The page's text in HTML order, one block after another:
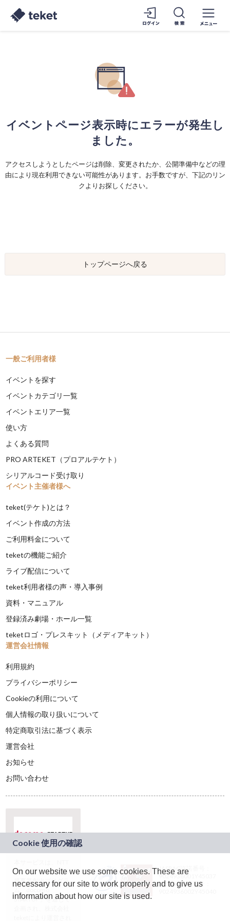
イベントページ表示時にエラーが発生し
ました。
アクセスしようとしたページは削除、変更されたか、公開準備中などの理
由により現在利用できない可能性があります。お手数ですが、下記のリン
クよりお探しください。
トップページへ戻る
一般ご利用者様
イベントを探す
イベントカテゴリ一覧
イベントエリア一覧
使い方
よくある質問
PRO ARTEKET（プロアルテケト）
シリアルコード受け取り
イベント主催者様へ
teket(テケト)とは？
イベント作成の方法
ご利用料金について
teketの機能ご紹介
ライブ配信について
teket利用者様の声・導入事例
資料・マニュアル
登録済み劇場・ホール一覧
teketロゴ・プレスキット（メディアキット）
運営会社情報
利用規約
プライバシーポリシー
Cookieの利用について
個人情報の取り扱いについて
特定商取引法に基づく表示
運営会社
お知らせ
お問い合わせ
ドコモグループの新
規事業創出プログラ
ム「docomo
STARTUP」を通じて
JASRAC許諾番号：
9024936001Y45037
JASRAC許諾番号：
On our website we use some cookies. These are
necessary for our site to work properly and to give us
information about how our site is used.